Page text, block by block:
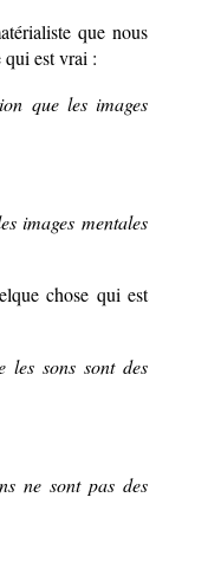
que nous
qui est vrai :
que les images
images mentales
chose qui est
les sons sont des
ne sont pas des